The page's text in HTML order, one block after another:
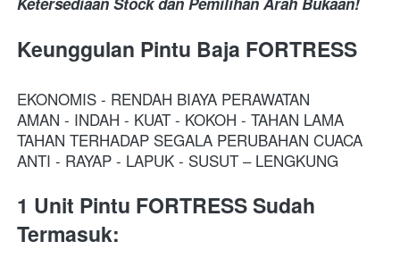
Keunggulan Pintu Baja FORTRESS
EKONOMIS - RENDAH BIAYA PERAWATAN
AMAN - INDAH - KUAT - KOKOH - TAHAN LAMA
TAHAN TERHADAP SEGALA PERUBAHAN CUACA
ANTI - RAYAP - LAPUK - SUSUT – LENGKUNG
1 Unit Pintu FORTRESS Sudah
Termasuk: